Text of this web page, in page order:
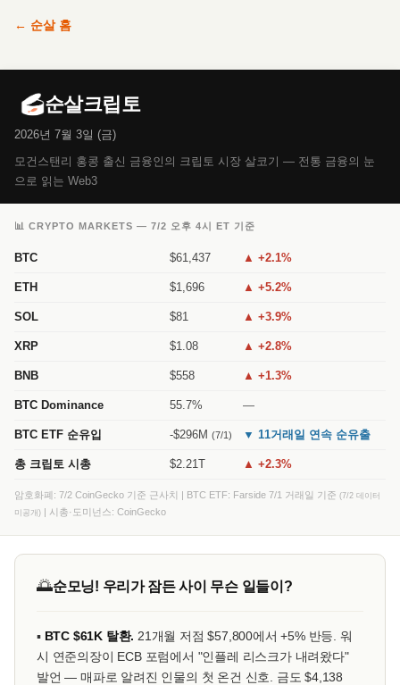
← 순살 홈
순살크립토
2026년 7월 3일 (금)
모건스탠리 홍콩 출신 금융인의 크립토 시장 살코기 — 전통 금융의 눈
으로 읽는 Web3
📊 CRYPTO MARKETS — 7/2 오후 4시 ET 기준
BTC $61,437 ▲ +2.1%
ETH $1,696 ▲ +5.2%
SOL $81 ▲ +3.9%
XRP $1.08 ▲ +2.8%
BNB $558 ▲ +1.3%
BTC Dominance 55.7% —
BTC ETF 순유입 -$296M (7/1) ▼ 11거래일 연속 순유출
총 크립토 시총 $2.21T ▲ +2.3%
암호화폐: 7/2 CoinGecko 기준 근사치 | BTC ETF: Farside 7/1 거래일 기준 (7/2 데이터
미공개) | 시총·도미넌스: CoinGecko
🌅순모닝! 우리가 잠든 사이 무슨 일들이?
▪ BTC $61K 탈환. 21개월 저점 $57,800에서 +5% 반등. 워
시 연준의장이 ECB 포럼에서 "인플레 리스크가 내려왔다"
발언 — 매파로 알려진 인물의 첫 온건 신호. 금도 $4,138